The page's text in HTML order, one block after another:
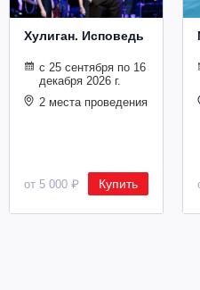
Хулиган. Исповедь
с 25 сентября по 16
декабря 2026 г.
2 места проведения
от 5 000 ₽ Купить